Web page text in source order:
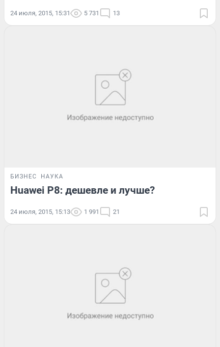
24 июля, 2015, 15:31 5 731 13
БИЗНЕС НАУКА
Huawei P8: дешевле и лучше?
24 июля, 2015, 15:13 1 991 21